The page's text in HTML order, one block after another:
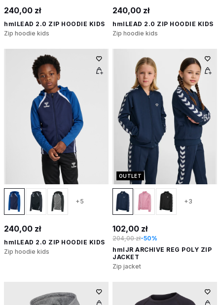
240,00 zł
hmlLEAD 2.0 ZIP HOODIE KIDS
Zip hoodie kids
240,00 zł
hmlLEAD 2.0 ZIP HOODIE KIDS
Zip hoodie kids
+5
240,00 zł
hmlLEAD 2.0 ZIP HOODIE KIDS
Zip hoodie kids
OUTLET
+3
102,00 zł
204,00 zł-50%
hmlJR ARCHIVE REG POLY ZIP
JACKET
Zip jacket